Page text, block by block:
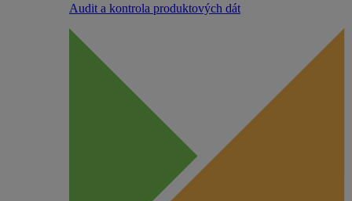
Audit a kontrola produktových dát